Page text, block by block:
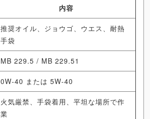
内容
推奨オイル、ジョウゴ、ウエス、耐熱
手袋
MB 229.5 / MB 229.51
0W-40 または 5W-40
火気厳禁、手袋着用、平坦な場所で作
業